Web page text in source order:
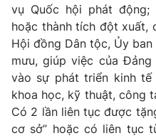
Thị trường 24h
VTV4
VTV9
vụ Quốc hội phát động;
hoặc thành tích đột xuất,
Hội đồng Dân tộc, Ủy
mưu, giúp việc của
vào sự phát triển kinh
khoa học, kỹ thuật, công
Có 2 lần liên tục được
cơ sở” hoặc có liên tục